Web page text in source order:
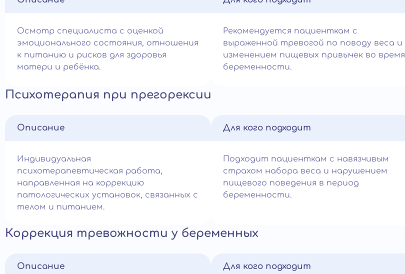
Осмотр специалиста с оценкой
эмоционального состояния, отношения
к питанию и рисков для здоровья
матери и ребёнка.
Рекомендуется пациенткам с
выраженной тревогой по поводу веса и
изменением пищевых привычек во время
беременности.
Психотерапия при прегорексии
Описание
Индивидуальная
психотерапевтическая работа,
направленная на коррекцию
патологических установок, связанных с
телом и питанием.
Для кого подходит
Подходит пациенткам с навязчивым
страхом набора веса и нарушением
пищевого поведения в период
беременности.
Коррекция тревожности у беременных
Описание Для кого подходит